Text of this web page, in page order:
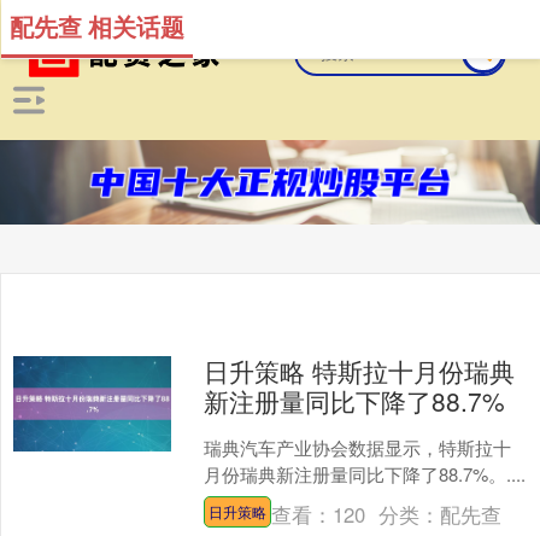
配先查 相关话题
日升策略 特斯拉十月份瑞典
新注册量同比下降了88.7%
瑞典汽车产业协会数据显示，特斯拉十
月份瑞典新注册量同比下降了88.7%。....
日升策略 查看： 120 分类： 配先查